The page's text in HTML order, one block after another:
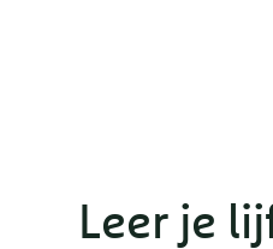
Leer je